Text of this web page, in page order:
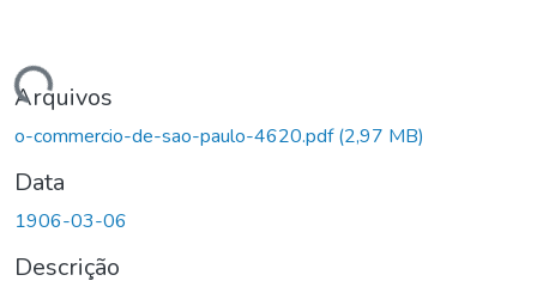
Arquivos
o-commercio-de-sao-paulo-4620.pdf(2,97 MB)
Data
1906-03-06
Descrição